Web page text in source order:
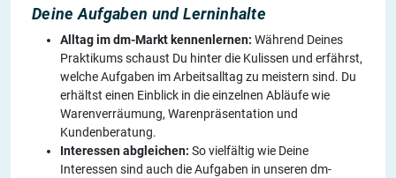
Deine Aufgaben und Lerninhalte
Alltag im dm-Markt kennenlernen: Während Deines
Praktikums schaust Du hinter die Kulissen und erfährst,
welche Aufgaben im Arbeitsalltag zu meistern sind. Du
erhältst einen Einblick in die einzelnen Abläufe wie
Warenverräumung, Warenpräsentation und
Kundenberatung.
Interessen abgleichen: So vielfältig wie Deine
Interessen sind auch die Aufgaben in unseren dm-